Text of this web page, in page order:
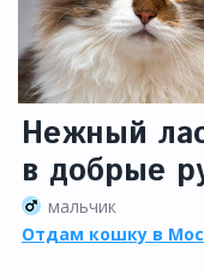
Нежный
в добрые
мальчик
Отдам кошку в